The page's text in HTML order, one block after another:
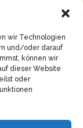
wir Technologien
und/oder darauf
können wir
dieser Website
oder